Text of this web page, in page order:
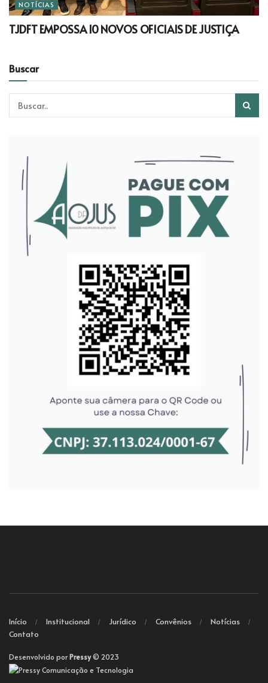
NOTÍCIAS
TJDFT EMPOSSA 10 NOVOS OFICIAIS DE JUSTIÇA
Buscar
Início Institucional Jurídico Convênios
Notícias
Contato
Desenvolvido porPressy© 2023